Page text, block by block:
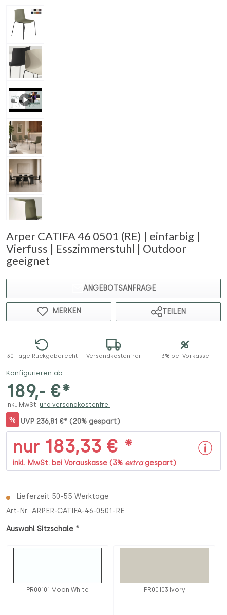
Arper CATIFA 46 0501 (RE) | einfarbig |
Vierfuss | Esszimmerstuhl | Outdoor
geeignet
ANGEBOTSANFRAGE
MERKEN TEILEN
30 Tage Rückgaberecht Versandkostenfrei 3% bei Vorkasse
Konfigurieren ab
189,- €*
inkl. MwSt. und versandkostenfrei
% UVP 236,81 €* (20% gespart)
nur 183,33 € *
inkl. MwSt. bei Vorauskasse (3% extragespart)
Lieferzeit 50-55 Werktage
Art-Nr.: ARPER-CATIFA-46-0501-RE
Auswahl Sitzschale *
PR00101 Moon White PR00103 Ivory